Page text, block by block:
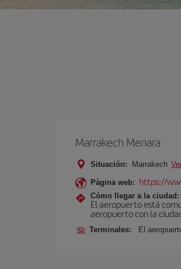
Marrakech Menara
Situación: Marrakech
Página web: https://
Cómo llegar a la ciudad:
El aeropuerto está
aeropuerto con la
Terminales: El